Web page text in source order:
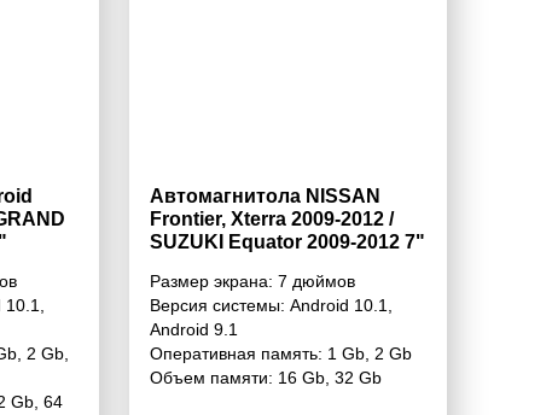
10.1
2 Gb
Gb 64
Автомагнитола NISSAN
Frontier, Xterra 2009-2012 /
SUZUKI Equator 2009-2012 7"
Размер экрана: 7 дюймов
Версия системы: Android 10.1
Android 9.1
Оперативная память: 1 Gb 2 Gb
Объем памяти: 16 Gb 32 Gb